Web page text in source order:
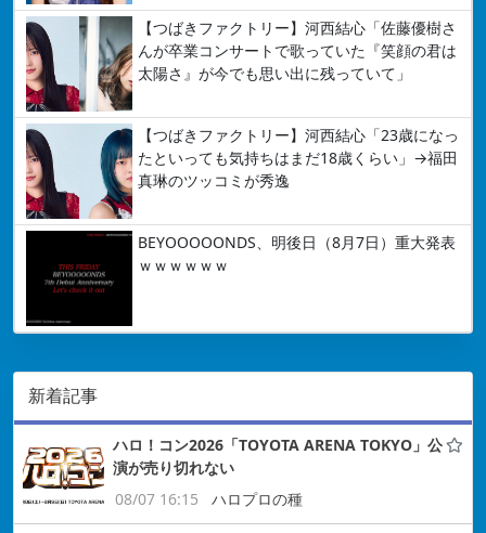
【つばきファクトリー】河西結心「佐藤優樹さ
んが卒業コンサートで歌っていた『笑顔の君は
太陽さ』が今でも思い出に残っていて」
【つばきファクトリー】河西結心「23歳になっ
たといっても気持ちはまだ18歳くらい」→福田
真琳のツッコミが秀逸
BEYOOOOONDS、明後日（8月7日）重大発表
ｗｗｗｗｗｗ
新着記事
ハロ！コン2026「TOYOTA ARENA TOKYO」公
演が売り切れない
08/07 16:15
ハロプロの種